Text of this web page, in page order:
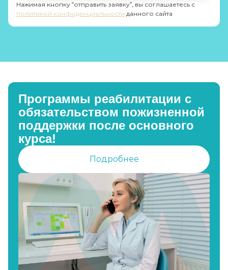
Нажимая кнопку “отправить заявку”, вы соглашаетесь с
политикой конфиденциальности данного сайта
Программы реабилитации с
обязательством пожизненной
поддержки после основного
курса!
Подробнее